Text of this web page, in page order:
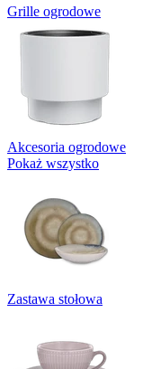
Grille ogrodowe
Akcesoria ogrodowe
Pokaż wszystko
Zastawa stołowa